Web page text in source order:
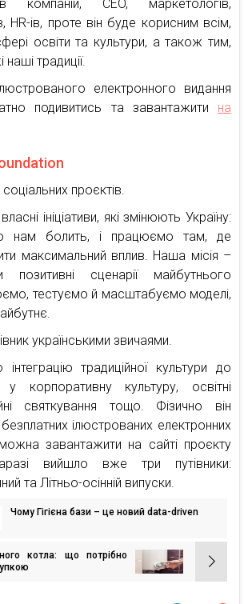
компаній, CEO, маркетологів,
HR-ів, проте він буде корисним всім,
освіти та культури, а також тим,
традиції.
електронного видання
подивитись та завантажити на
проєктів.
ініціативи, які змінюють Україну:
нам болить, і працюємо там, де
максимальний вплив. Наша місія –
позитивні сценарії майбутнього
тестуємо й масштабуємо моделі,
українськими звичаями.
традиційної культури до
корпоративну культуру, освітні
святкування тощо. Фізично він
ілюстрованих електронних
можна завантажити на сайті проєкту
вийшло вже три путівники:
та Літньо-осінній випуски.
Чому Гігієна бази – це новий data-driven
котла: що потрібно